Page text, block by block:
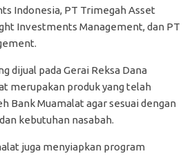
Indonesia, PT Trimegah Asset
Investments Management, dan PT
dijual pada Gerai Reksa Dana
merupakan produk yang telah
Bank Muamalat agar sesuai dengan
kebutuhan nasabah.
juga menyiapkan program